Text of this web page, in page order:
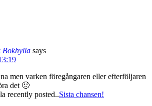
Bokhylla says
men varken föregångaren eller efterföljaren
det 🙂
recently posted..Sista chansen!